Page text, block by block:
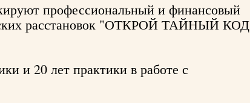
профессиональный и финансовый
расстановок "ОТКРОЙ ТАЙНЫЙ КОД
и 20 лет практики в работе с